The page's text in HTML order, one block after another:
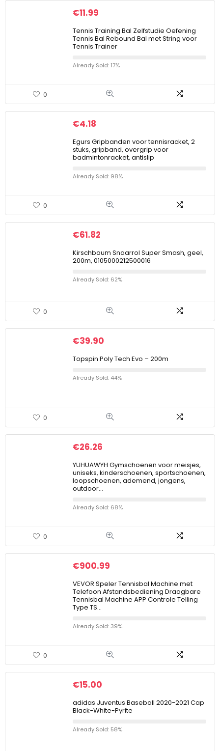
€11.99
Tennis Training Bal Zelfstudie Oefening
Tennis Bal Rebound Bal met String voor
Tennis Trainer
Already Sold: 17%
0
€4.18
Egurs Gripbanden voor tennisracket, 2
stuks, gripband, overgrip voor
badmintonracket, antislip
Already Sold: 98%
0
€61.82
Kirschbaum Snaarrol Super Smash, geel,
200m, 0105000212500016
Already Sold: 62%
0
€39.90
Topspin Poly Tech Evo – 200m
Already Sold: 44%
0
€26.26
YUHUAWYH Gymschoenen voor meisjes,
uniseks, kinderschoenen, sportschoenen,
loopschoenen, ademend, jongens,
outdoor…
Already Sold: 68%
0
€900.99
VEVOR Speler Tennisbal Machine met
Telefoon Afstandsbediening Draagbare
Tennisbal Machine APP Controle Telling
Type TS…
Already Sold: 39%
0
€15.00
adidas Juventus Baseball 2020-2021 Cap
Black-White-Pyrite
Already Sold: 58%